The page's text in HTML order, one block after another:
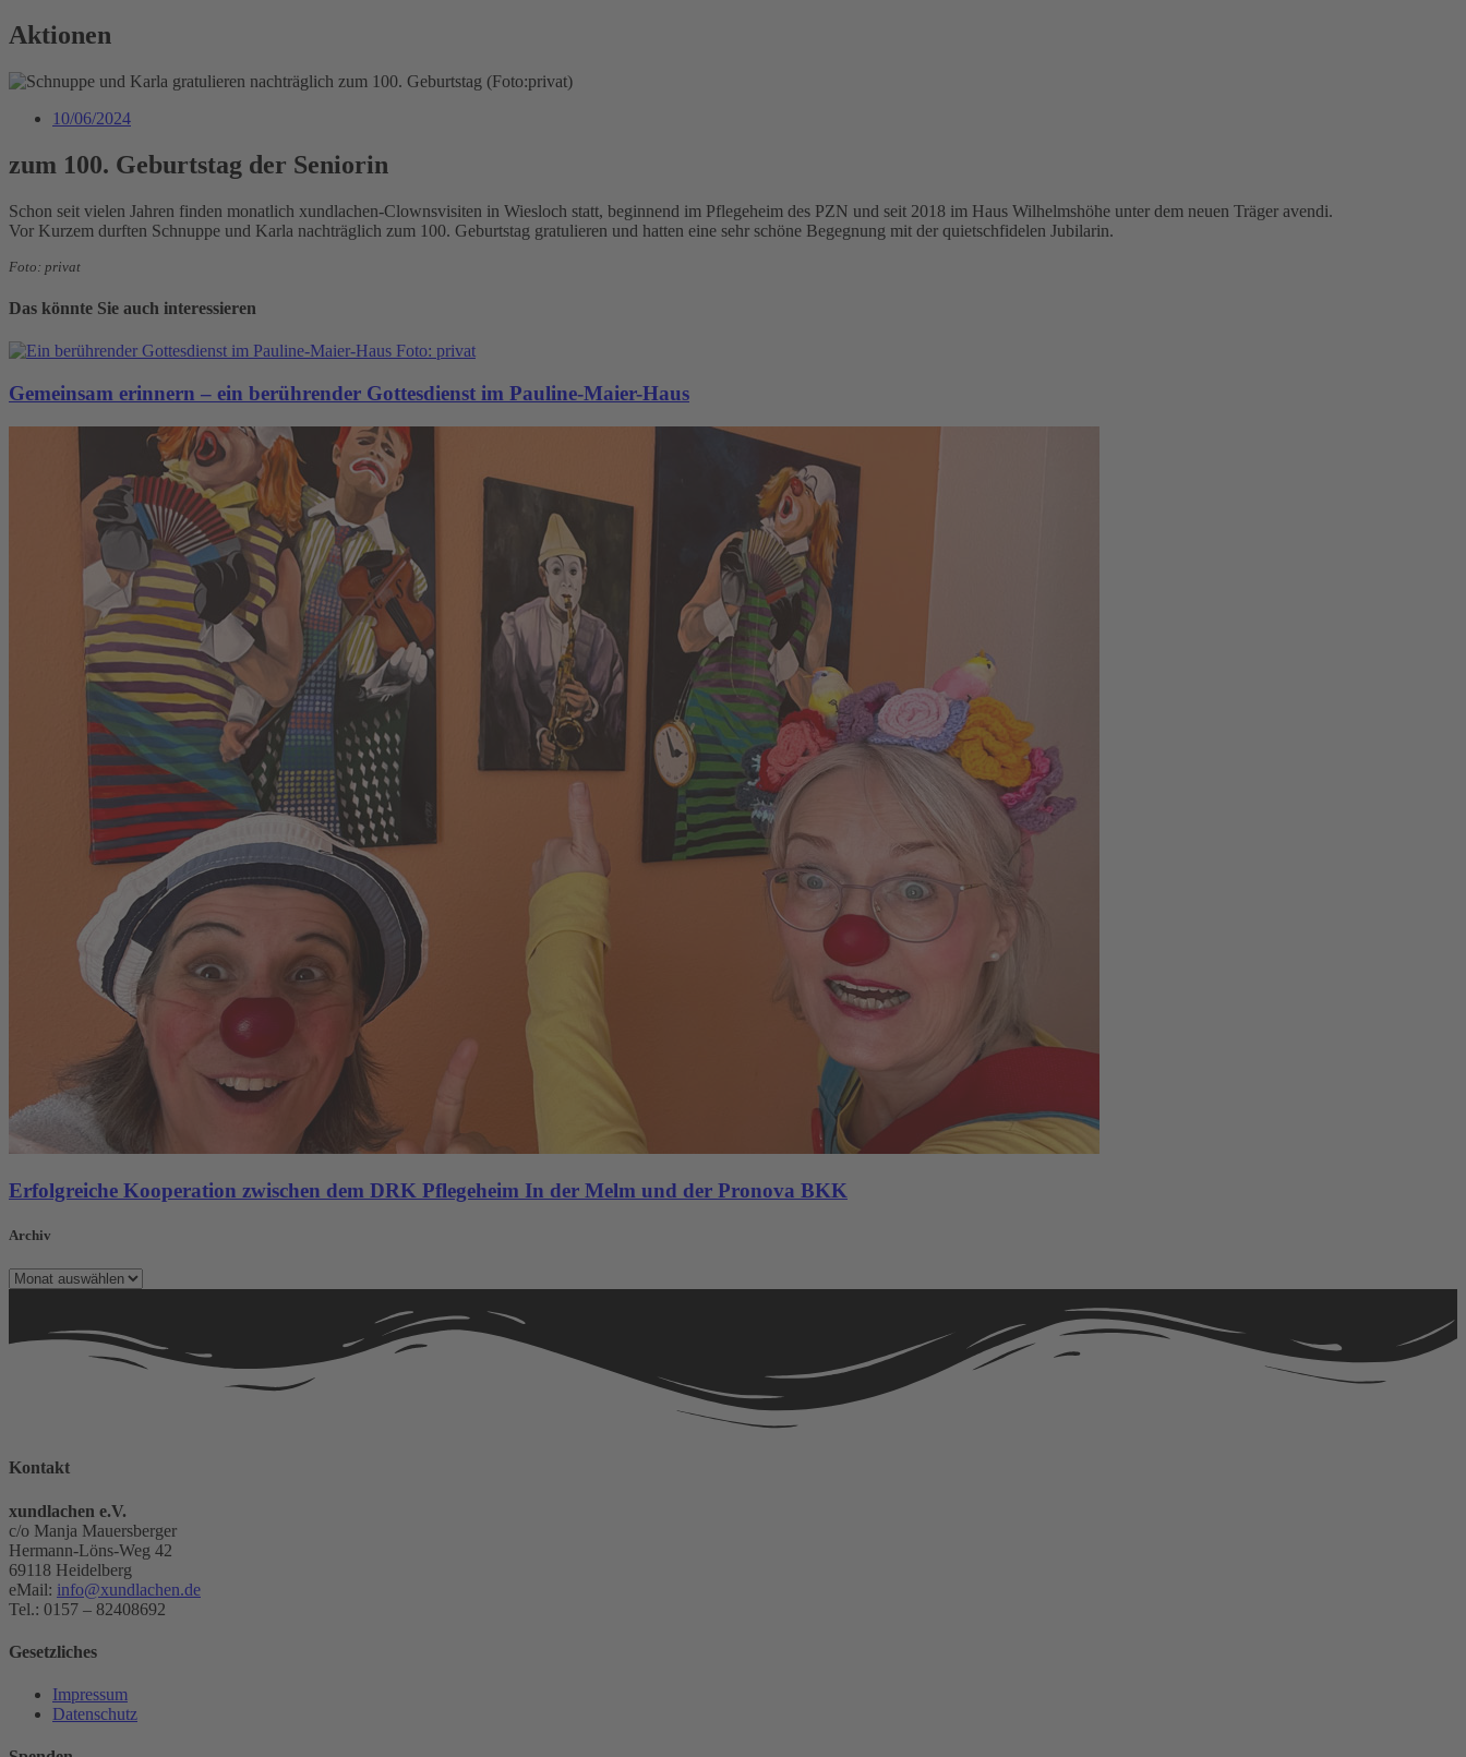
Aktionen
10/06/2024
zum 100. Geburtstag der Seniorin
Schon seit vielen Jahren finden monatlich xundlachen-Clownsvisiten in Wiesloch statt, beginnend im Pflegeheim des PZN und seit 2018 im Haus Wilhelmshöhe unter dem neuen Träger avendi.
Vor Kurzem durften Schnuppe und Karla nachträglich zum 100. Geburtstag gratulieren und hatten eine sehr schöne Begegnung mit der quietschfidelen Jubilarin.
Foto: privat
Das könnte Sie auch interessieren
Gemeinsam erinnern – ein berührender Gottesdienst im Pauline-Maier-Haus
Erfolgreiche Kooperation zwischen dem DRK Pflegeheim In der Melm und der Pronova BKK
Archiv
Archiv
Kontakt
xundlachen e.V.
c/o Manja Mauersberger
Hermann-Löns-Weg 42
69118 Heidelberg
eMail: info@xundlachen.de
Tel.: 0157 – 82408692
Gesetzliches
Impressum
Datenschutz